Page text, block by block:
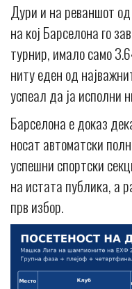
Дури и на реваншот
на кој Барселона го
турнир, имало само
ниту еден од
успеал да ја исполни
Барселона е доказ
носат автоматски
успешни спортски
на истата публика, а
прв избор.